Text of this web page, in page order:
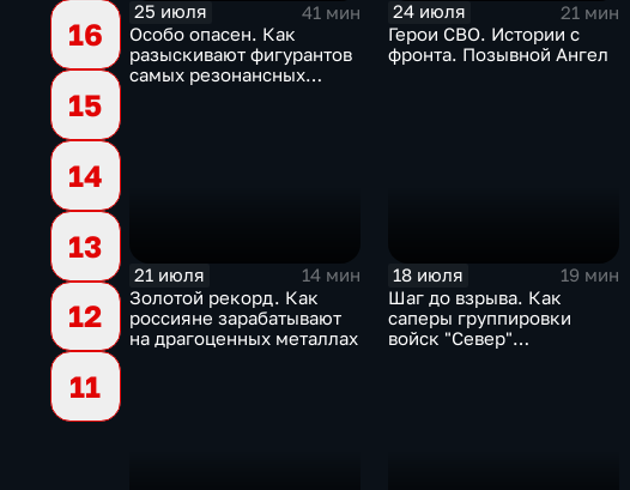
16
15
14
13
12
11
25 июля
41 мин
Особо опасен. Как
разыскивают фигурантов
самых резонансных
24 июля
21 мин
Герои СВО. Истории с
фронта. Позывной Ангел
21 июля
14 мин
Золотой рекорд. Как
россияне зарабатывают
на драгоценных металлах
18 июля
19 мин
Шаг до взрыва. Как
саперы группировки
войск "Север"